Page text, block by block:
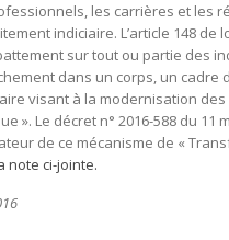
les carrières et les
indiciaire. L’article 148 de
sur tout ou partie des
dans un corps, un
visant à la modernisation
». Le décret n° 2016-588 du
de ce mécanisme de «
note ci-jointe.